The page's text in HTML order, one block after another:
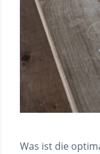
Was ist die